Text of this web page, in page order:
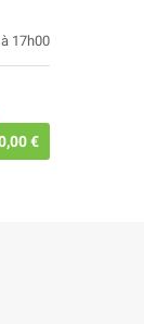
17h00
€